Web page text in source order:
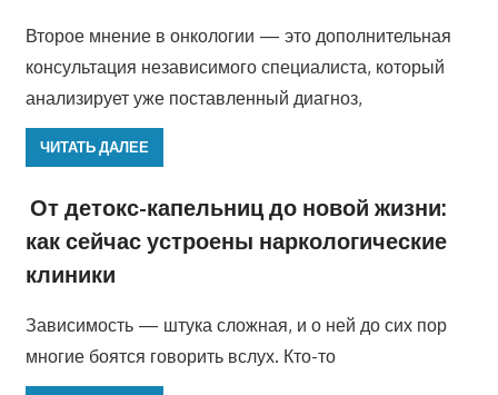
Второе мнение в онкологии — это дополнительная
консультация независимого специалиста, который
анализирует уже поставленный диагноз,
ЧИТАТЬ ДАЛЕЕ
От детокс-капельниц до новой жизни:
как сейчас устроены наркологические
клиники
Зависимость — штука сложная, и о ней до сих пор
многие боятся говорить вслух. Кто-то